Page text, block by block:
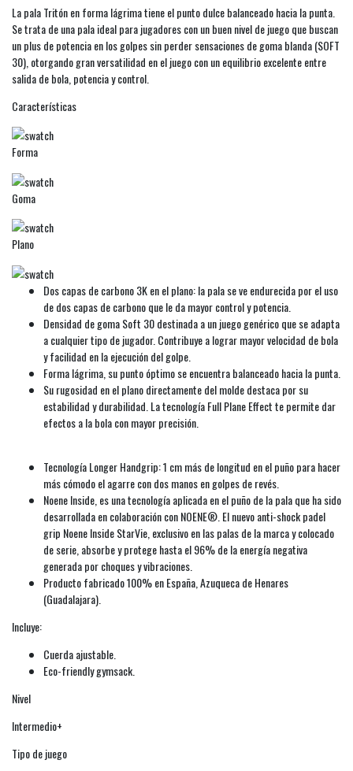
La pala Tritón en forma lágrima tiene el punto dulce balanceado hacia la punta.
Se trata de una pala ideal para jugadores con un buen nivel de juego que buscan
un plus de potencia en los golpes sin perder sensaciones de goma blanda (SOFT
30), otorgando gran versatilidad en el juego con un equilibrio excelente entre
salida de bola, potencia y control.
Características
Forma
Goma
Plano
Dos capas de carbono 3K en el plano: la pala se ve endurecida por el uso
de dos capas de carbono que le da mayor control y potencia.
Densidad de goma Soft 30 destinada a un juego genérico que se adapta
a cualquier tipo de jugador. Contribuye a lograr mayor velocidad de bola
y facilidad en la ejecución del golpe.
Forma lágrima, su punto óptimo se encuentra balanceado hacia la punta.
Su rugosidad en el plano directamente del molde destaca por su
estabilidad y durabilidad. La tecnología Full Plane Effect te permite dar
efectos a la bola con mayor precisión.
Tecnología Longer Handgrip: 1 cm más de longitud en el puño para hacer
más cómodo el agarre con dos manos en golpes de revés.
Noene Inside, es una tecnología aplicada en el puño de la pala que ha sido
desarrollada en colaboración con NOENE®. El nuevo anti-shock padel
grip Noene Inside StarVie, exclusivo en las palas de la marca y colocado
de serie, absorbe y protege hasta el 96% de la energía negativa
generada por choques y vibraciones.
Producto fabricado 100% en España, Azuqueca de Henares
(Guadalajara).
Incluye:
Cuerda ajustable.
Eco-friendly gymsack.
Nivel
Intermedio+
Tipo de juego